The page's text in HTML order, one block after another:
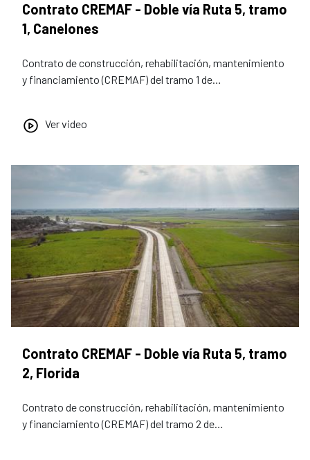
Contrato CREMAF - Doble vía Ruta 5, tramo
1, Canelones
Contrato de construcción, rehabilitación, mantenimiento
y financiamiento (CREMAF) del tramo 1 de…
Ver video
Contrato CREMAF - Doble vía Ruta 5, tramo
2, Florida
Contrato de construcción, rehabilitación, mantenimiento
y financiamiento (CREMAF) del tramo 2 de…